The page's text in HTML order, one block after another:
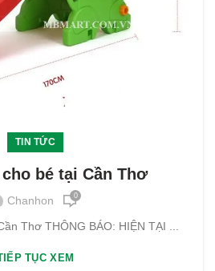
TIN TỨC
bé tại Cần Thơ
Chanhon 0
Thơ THÔNG BÁO: HIỆN TẠI ...
TỤC XEM